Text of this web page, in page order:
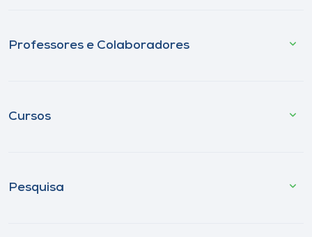
Professores e Colaboradores
Cursos
Pesquisa